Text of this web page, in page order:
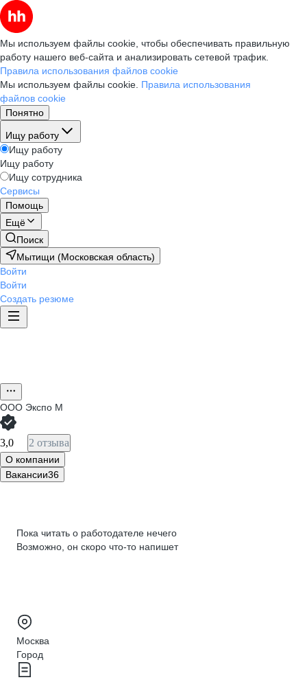
Мы используем файлы cookie, чтобы обеспечивать правильную
работу нашего веб-сайта и анализировать сетевой трафик.
Правила использования файлов cookie
Мы используем файлы cookie. Правила использования
файлов cookie
Понятно
Ищу работу
Ищу работу
Ищу работу
Ищу сотрудника
Сервисы
Помощь
Ещё
Поиск
Мытищи (Московская область)
Войти
Войти
Создать резюме
ООО Экспо М
3,0 2 отзыва
О компании
Вакансии36
Пока читать о работодателе нечего
Возможно, он скоро что‑то напишет
Москва
Город